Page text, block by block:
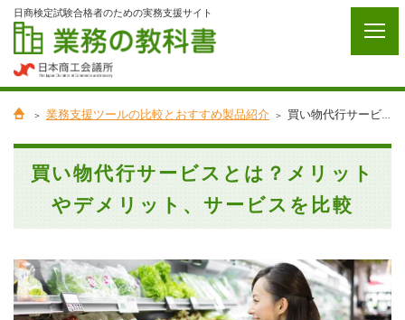
日商検定試験合格者のための実務支援サイト
業務支援ツールの比較とおすすめ製品紹介 買い物代行サービスとは？メリットやデメリット、サービスを比較
買い物代行サービスとは？メリット
やデメリット、サービスを比較